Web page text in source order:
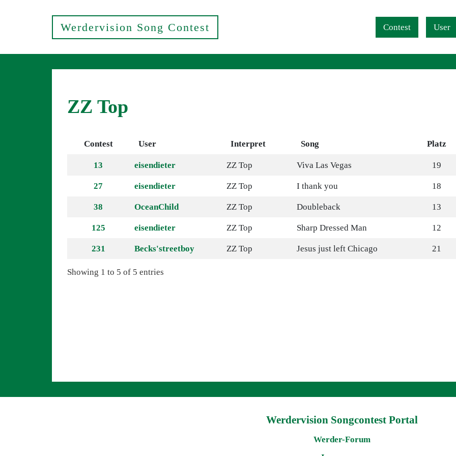
Werdervision Song Contest
Contest
User
ZZ Top
Contest User Interpret Song Platz
13 eisendieter ZZ Top Viva Las Vegas 19
27 eisendieter ZZ Top I thank you 18
38 OceanChild ZZ Top Doubleback 13
125 eisendieter ZZ Top Sharp Dressed Man 12
231 Becks'streetboy ZZ Top Jesus just left Chicago 21
Showing 1 to 5 of 5 entries
Werdervision Songcontest Portal
Werder-Forum